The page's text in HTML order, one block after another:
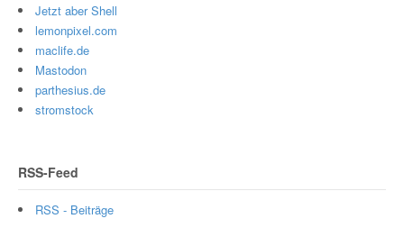
Jetzt aber Shell
lemonpixel.com
maclife.de
Mastodon
parthesius.de
stromstock
RSS-Feed
RSS - Beiträge